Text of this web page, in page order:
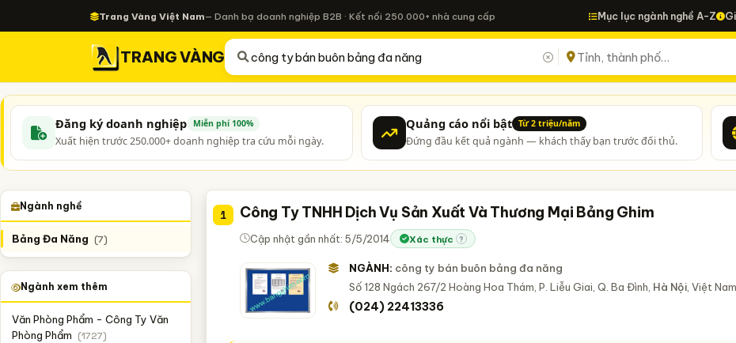
Trang Vàng Việt Nam— Danh bạ doanh nghiệp B2B · Kết nối 250.000+ nhà cung cấp Mục lục ngành nghề A-Z
TRANG VÀNG
Đăng ký doanh nghiệp Miễn phí 100%
Xuất hiện trước 250.000+ doanh nghiệp tra cứu mỗi ngày.
Quảng cáo nổi bật Từ 2 triệu/năm
Đứng đầu kết quả ngành — khách thấy bạn trước đối thủ.
Ngành nghề
Bảng Đa Năng (7)
Ngành xem thêm
Văn Phòng Phẩm - Công Ty Văn
Phòng Phẩm (1727)
1 Công Ty TNHH Dịch Vụ Sản Xuất Và Thương Mại Bảng Ghim
Cập nhật gần nhất: 5/5/2014 Xác thực ?
NGÀNH: công ty bán buôn bảng đa năng
Số 128 Ngách 267/2 Hoàng Hoa Thám, P. Liễu Giai, Q. Ba Đình, Hà Nội , Việt Nam
(024) 22413336